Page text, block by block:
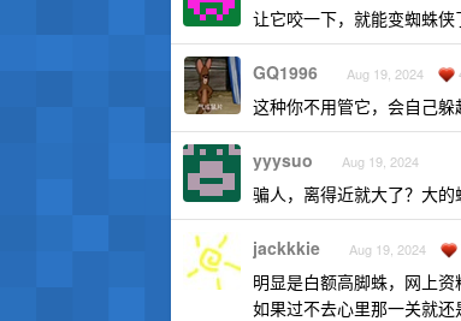
让它咬一下，就能变蜘蛛侠
GQ1996 Aug 19, 2024
这种你不用管它，会自己躲
yyysuo Aug 19, 2024
骗人，离得近就大了？大的
jackkkie Aug 19, 2024
明显是白额高脚蛛，网上
如果过不去心里那一关就还